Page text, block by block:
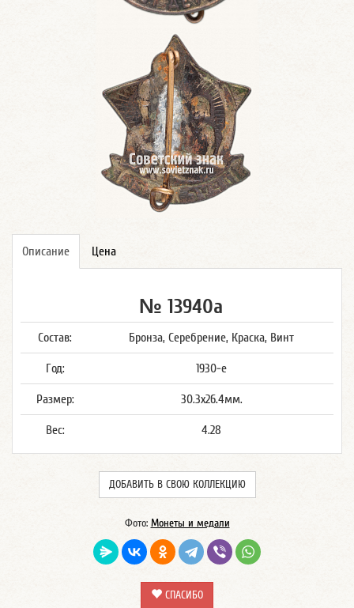
Описание Цена
№ 13940а
Состав: Бронза, Серебрение, Краска, Винт
Год: 1930-е
Размер: 30.3x26.4мм.
Вес: 4.28
ДОБАВИТЬ В СВОЮ КОЛЛЕКЦИЮ
Фото: Монеты и медали
СПАСИБО